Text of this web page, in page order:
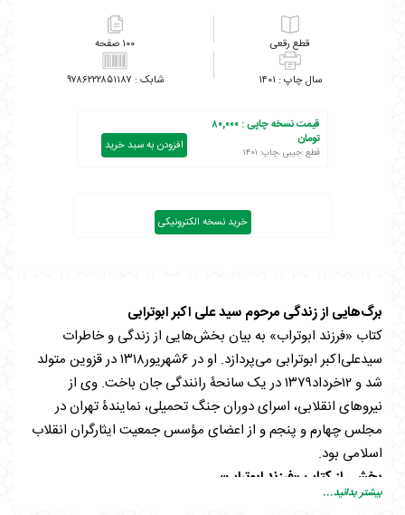
رقعی ۱۰۰
۱۴۰۱ ۹۷۸۶۲۲۲۸۵۱۱۸۷
قیمت نسخه چاپی :۸۰,۰۰۰
تومان
قطع :جیبی ،چاپ: ۱۴۰۱ افزودن به سبد خرید
خرید نسخه الکترونیکی
برگ‌هایی از زندگی مرحوم سید علی اکبر ابوترابی
کتاب «فرزند ابوتراب» به بیان بخش‌هایی از زندگی و خاطرات
سیدعلی‌اکبر ابوترابی می‌پردازد. او در ۶شهریور۱۳۱۸ در قزوین متولد
شد و ۱۲خرداد۱۳۷۹ در یک سانحۀ رانندگی جان باخت. وی از
نیروهای انقلابی، اسرای دوران جنگ تحمیلی، نمایندۀ تهران در
مجلس چهارم و پنجم و از اعضای مؤسس جمعیت ایثارگران انقلاب
اسلامی بود.
بخشی از کتاب «فرزند ابوتراب»
پدربزرگم وصیت کرده بود وقتی آسیدعلی اکبر ازدواج کرد، مبلغ هجده
بیشتر بدانید...